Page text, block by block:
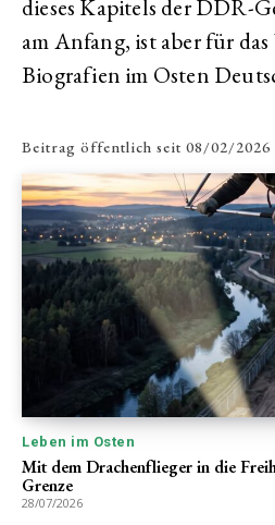
dieses Kapitels der DDR-
am Anfang, ist aber für
Biografien im Osten
Beitrag öffentlich seit 08/02/2026
Leben im Osten
Mit dem Drachenflieger in die
Grenze
28/07/2026